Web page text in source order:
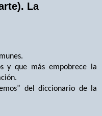
La
y que más empobrece la
del diccionario de la